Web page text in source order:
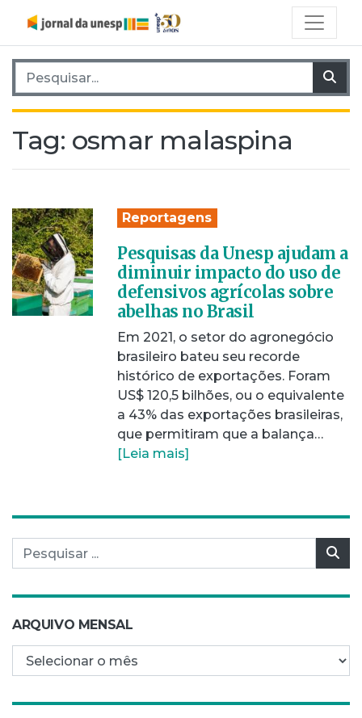
Pesquisar por:
Tag: osmar malaspina
Reportagens
Pesquisas da Unesp ajudam a
diminuir impacto do uso de
defensivos agrícolas sobre
abelhas no Brasil
Em 2021, o setor do agronegócio
brasileiro bateu seu recorde
histórico de exportações. Foram
US$ 120,5 bilhões, ou o equivalente
a 43% das exportações brasileiras,
que permitiram que a balança…
[Leia mais]
Pesquisar por:
ARQUIVO MENSAL
Arquivo mensal